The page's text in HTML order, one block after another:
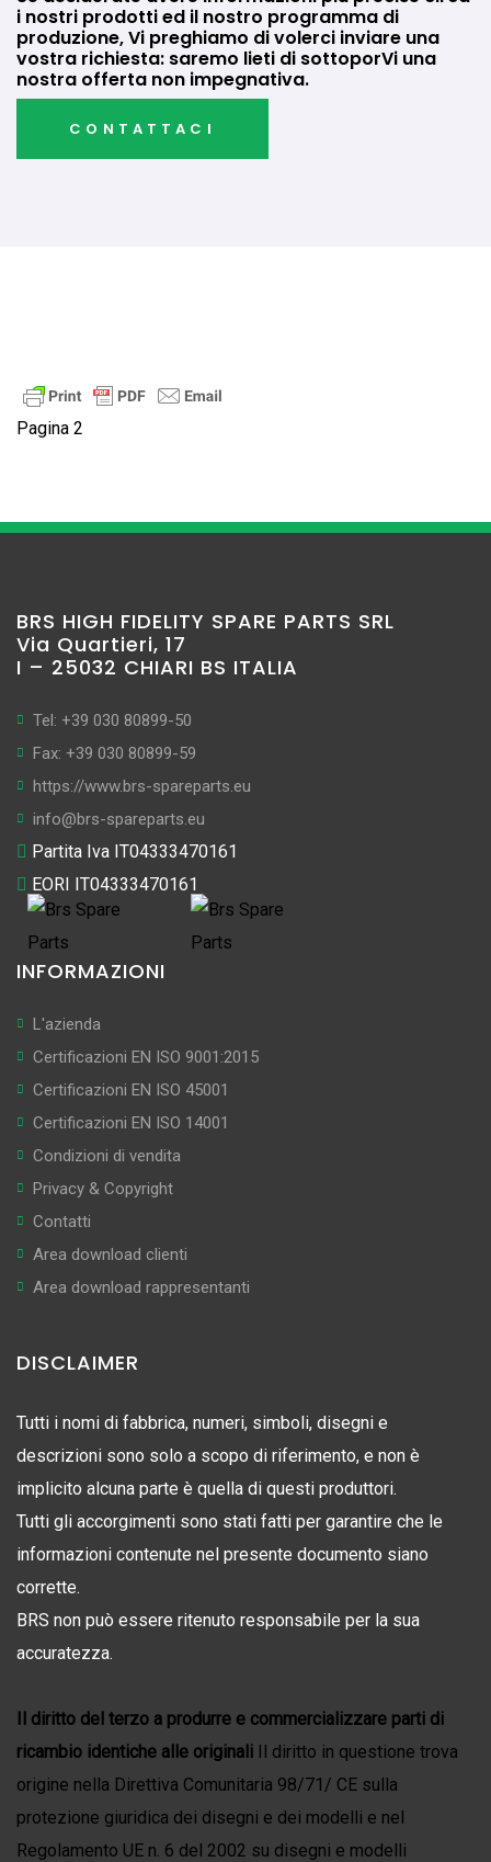
i nostri prodotti ed il nostro programma di
produzione, Vi preghiamo di volerci inviare una
vostra richiesta: saremo lieti di sottoporVi una
nostra offerta non impegnativa.
CONTATTACI
Pagina 2
BRS HIGH FIDELITY SPARE PARTS SRL
Via Quartieri, 17
I – 25032 CHIARI BS ITALIA
Tel: +39 030 80899-50
Fax: +39 030 80899-59
https://www.brs-spareparts.eu
info@brs-spareparts.eu
Partita Iva IT04333470161
EORI IT04333470161
INFORMAZIONI
L'azienda
Certificazioni EN ISO 9001:2015
Certificazioni EN ISO 45001
Certificazioni EN ISO 14001
Condizioni di vendita
Privacy & Copyright
Contatti
Area download clienti
Area download rappresentanti
DISCLAIMER
Tutti i nomi di fabbrica, numeri, simboli, disegni e
descrizioni sono solo a scopo di riferimento, e non è
implicito alcuna parte è quella di questi produttori.
Tutti gli accorgimenti sono stati fatti per garantire che le
informazioni contenute nel presente documento siano
corrette.
BRS non può essere ritenuto responsabile per la sua
accuratezza.
Il diritto del terzo a produrre e commercializzare parti di
ricambio identiche alle originali Il diritto in questione trova
origine nella Direttiva Comunitaria 98/71/ CE sulla
protezione giuridica dei disegni e dei modelli e nel
Regolamento UE n. 6 del 2002 su disegni e modelli